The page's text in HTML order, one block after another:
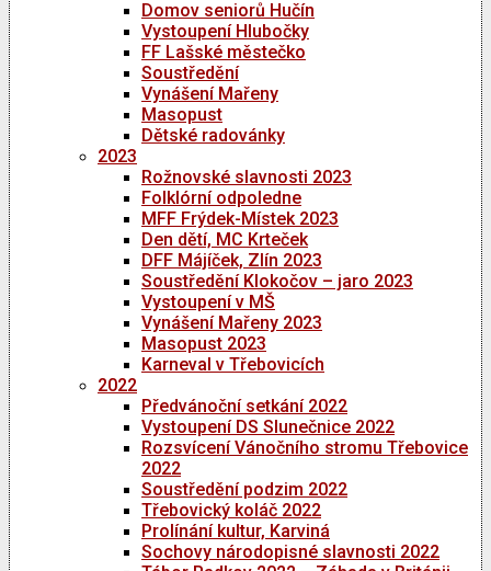
Domov seniorů Hučín
Vystoupení Hlubočky
FF Lašské městečko
Soustředění
Vynášení Mařeny
Masopust
Dětské radovánky
2023
Rožnovské slavnosti 2023
Folklórní odpoledne
MFF Frýdek-Místek 2023
Den dětí, MC Krteček
DFF Májíček, Zlín 2023
Soustředění Klokočov – jaro 2023
Vystoupení v MŠ
Vynášení Mařeny 2023
Masopust 2023
Karneval v Třebovicích
2022
Předvánoční setkání 2022
Vystoupení DS Slunečnice 2022
Rozsvícení Vánočního stromu Třebovice
2022
Soustředění podzim 2022
Třebovický koláč 2022
Prolínání kultur, Karviná
Sochovy národopisné slavnosti 2022